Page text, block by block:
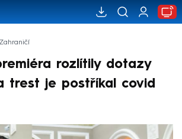
Zahraničí
rozlítily dotazy
trest je postříkal covid